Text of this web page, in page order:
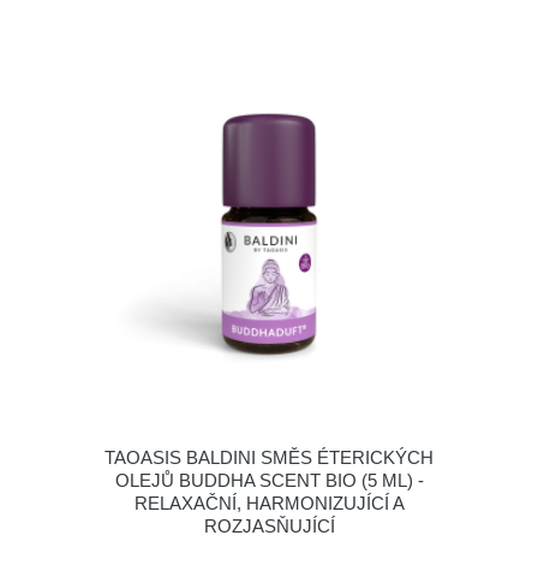
TAOASIS BALDINI SMĚS ÉTERICKÝCH
OLEJŮ BUDDHA SCENT BIO (5 ML) -
RELAXAČNÍ, HARMONIZUJÍCÍ A
ROZJASŇUJÍCÍ